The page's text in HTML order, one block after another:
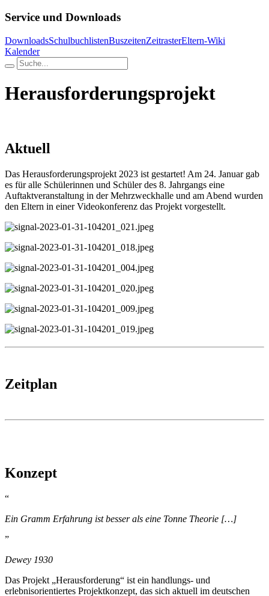
Service und Downloads
DownloadsSchulbuchlistenBuszeitenZeitrasterEltern-Wiki
Kalender
Herausforderungsprojekt
Aktuell
Das Herausforderungsprojekt 2023 ist gestartet! Am 24. Januar gab
es für alle Schülerinnen und Schüler des 8. Jahrgangs eine
Auftaktveranstaltung in der Mehrzweckhalle und am Abend wurden
den Eltern in einer Videokonferenz das Projekt vorgestellt.
Zeitplan
Konzept
“
Ein Gramm Erfahrung ist besser als eine Tonne Theorie […]
”
Dewey 1930
Das Projekt „Herausforderung“ ist ein handlungs- und
erlebnisorientiertes Projektkonzept, das sich aktuell im deutschen